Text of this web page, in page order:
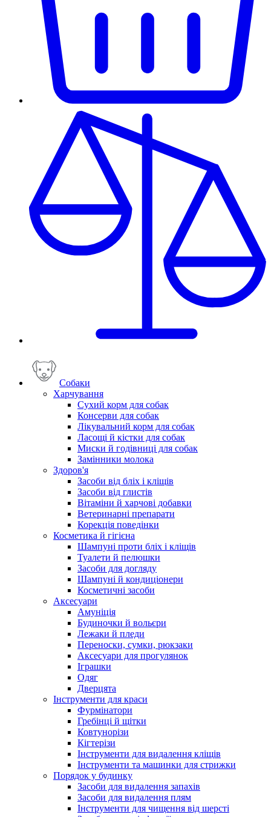
Собаки
Харчування
Сухий корм для собак
Консерви для собак
Лікувальний корм для собак
Ласощі й кістки для собак
Миски й годівниці для собак
Замінники молока
Здоров'я
Засоби від бліх і кліщів
Засоби від глистів
Вітаміни й харчові добавки
Ветеринарні препарати
Корекція поведінки
Косметика й гігієна
Шампуні проти бліх і кліщів
Туалети й пелюшки
Засоби для догляду
Шампуні й кондиціонери
Косметичні засоби
Аксесуари
Амуніція
Будиночки й вольєри
Лежаки й пледи
Переноски, сумки, рюкзаки
Аксесуари для прогулянок
Іграшки
Одяг
Дверцята
Інструменти для краси
Фурмінатори
Гребінці й щітки
Ковтунорізи
Кігтерізи
Інструменти для видалення кліщів
Інструменти та машинки для стрижки
Порядок у будинку
Засоби для видалення запахів
Засоби для видалення плям
Інструменти для чищення від шерсті